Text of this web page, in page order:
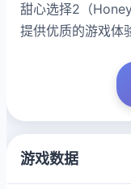
甜心选择2（
提供优质的游戏体
游戏数据